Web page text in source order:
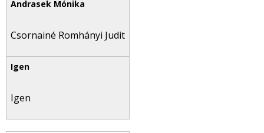
Csornainé Romhányi Judit
Igen